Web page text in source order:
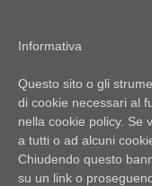
Italia Notizie
Giornale di
Giornale di
Il
in
Informativa
Questo sito o gli
di cookie necessari al
nella cookie policy. Se
a tutti o ad alcuni
Chiudendo questo
su un link o